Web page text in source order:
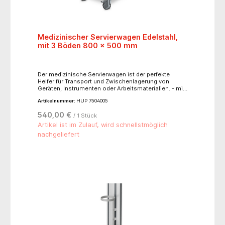
belastbar- Maße (BxTxH): 545 x 572 x 960
Medizinischer Servierwagen Edelstahl,
mit 3 Böden 800 x 500 mm
Der medizinische Servierwagen ist der perfekte
Helfer für Transport und Zwischenlagerung von
Geräten, Instrumenten oder Arbeitsmaterialien. - mit
antistatische Bereifung (4 Lenkrollen, 2 mit
Abmessungen: Breite: 895 mm, Tiefe: 595 mm,
Höhe: 950 mm- Nutzmaß: 800 x 500 mm- Nutzhöhe
zwischen den Böden: 278 mm- Gewicht: 19,1 kg
Artikelnummer: HUP 7504005
540,00 € / 1 Stück
Artikel ist im Zulauf, wird schnellstmöglich
nachgeliefert